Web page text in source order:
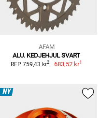
AFAM
ALU. KEDJEHJUL SVART
RFP 759,43 kr2 683,52 kr1
NY